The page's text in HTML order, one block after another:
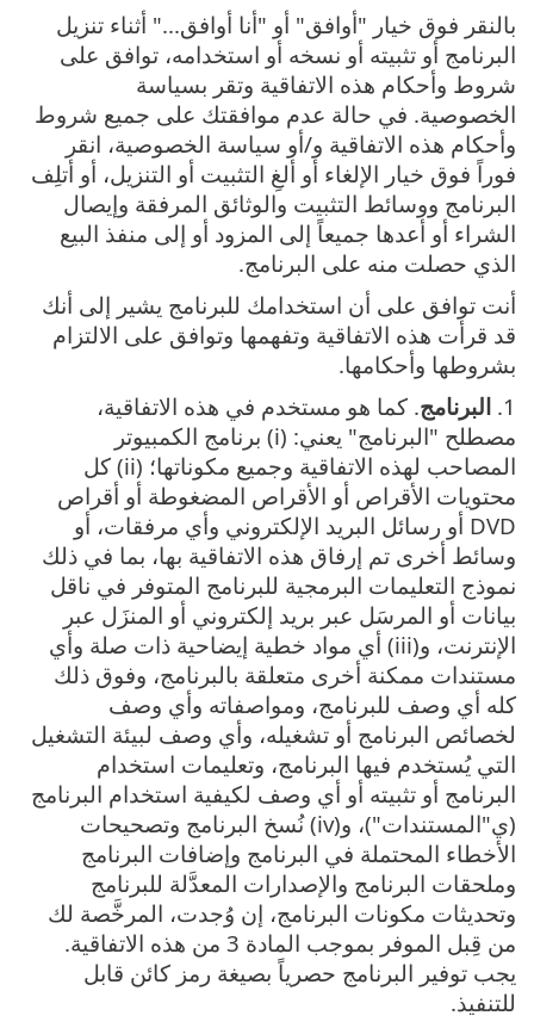
بالنقر فوق خيار "أوافق" أو "أنا أوافق..." أثناء تنزيل
البرنامج أو تثبيته أو نسخه أو استخدامه، توافق على
شروط وأحكام هذه الاتفاقية وتقر بسياسة
الخصوصية. في حالة عدم موافقتك على جميع شروط
وأحكام هذه الاتفاقية و/أو سياسة الخصوصية، انقر
فوراً فوق خيار الإلغاء أو ألغِ التثبيت أو التنزيل، أو أتلِف
البرنامج ووسائط التثبيت والوثائق المرفقة وإيصال
الشراء أو أعدها جميعاً إلى المزود أو إلى منفذ البيع
الذي حصلت منه على البرنامج.
أنت توافق على أن استخدامك للبرنامج يشير إلى أنك
قد قرأت هذه الاتفاقية وتفهمها وتوافق على الالتزام
بشروطها وأحكامها.
1. البرنامج. كما هو مستخدم في هذه الاتفاقية،
مصطلح "البرنامج" يعني: (i) برنامج الكمبيوتر
المصاحب لهذه الاتفاقية وجميع مكوناتها؛ (ii) كل
محتويات الأقراص أو الأقراص المضغوطة أو أقراص
DVD أو رسائل البريد الإلكتروني وأي مرفقات، أو
وسائط أخرى تم إرفاق هذه الاتفاقية بها، بما في ذلك
نموذج التعليمات البرمجية للبرنامج المتوفر في ناقل
بيانات أو المرسَل عبر بريد إلكتروني أو المنزَل عبر
الإنترنت، و(iii) أي مواد خطية إيضاحية ذات صلة وأي
مستندات ممكنة أخرى متعلقة بالبرنامج، وفوق ذلك
كله أي وصف للبرنامج، ومواصفاته وأي وصف
لخصائص البرنامج أو تشغيله، وأي وصف لبيئة التشغيل
التي يُستخدم فيها البرنامج، وتعليمات استخدام
البرنامج أو تثبيته أو أي وصف لكيفية استخدام البرنامج
(ي"المستندات")، و(iv) نُسخ البرنامج وتصحيحات
الأخطاء المحتملة في البرنامج وإضافات البرنامج
وملحقات البرنامج والإصدارات المعدَّلة للبرنامج
وتحديثات مكونات البرنامج، إن وُجدت، المرخَّصة لك
من قِبل الموفر بموجب المادة 3 من هذه الاتفاقية.
يجب توفير البرنامج حصرياً بصيغة رمز كائن قابل
للتنفيذ.